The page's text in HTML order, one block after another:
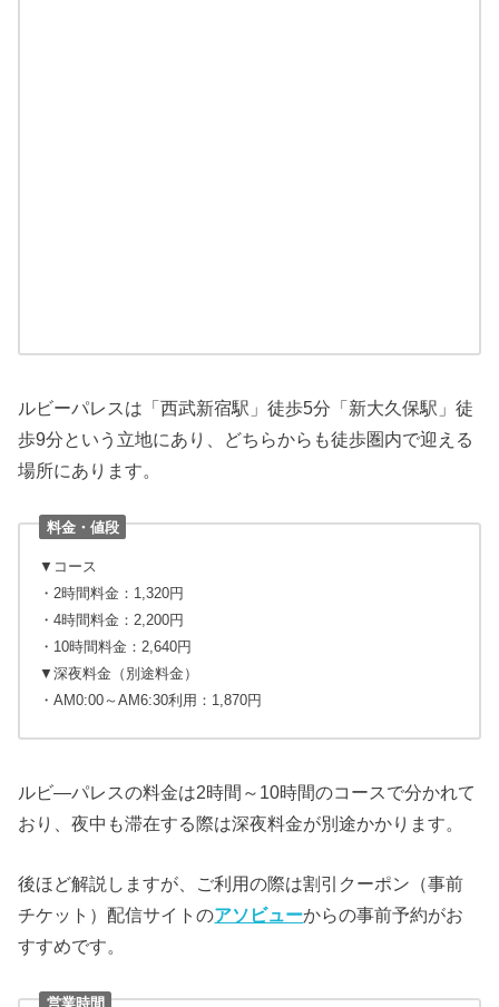
ルビーパレスは「西武新宿駅」徒歩5分「新大久保駅」徒
歩9分という立地にあり、どちらからも徒歩圏内で迎える
場所にあります。
料金・値段
▼コース
・2時間料金：1,320円
・4時間料金：2,200円
・10時間料金：2,640円
▼深夜料金（別途料金）
・AM0:00～AM6:30利用：1,870円
ルビ―パレスの料金は2時間～10時間のコースで分かれて
おり、夜中も滞在する際は深夜料金が別途かかります。
後ほど解説しますが、ご利用の際は割引クーポン（事前
チケット）配信サイトのアソビューからの事前予約がお
すすめです。
営業時間